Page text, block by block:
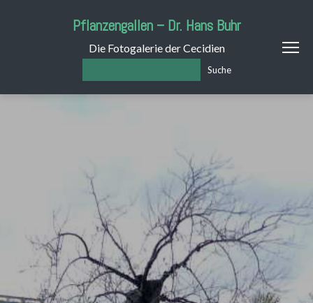
Pflanzengallen – Dr. Hans Buhr
Die Fotogalerie der Cecidien
Suche